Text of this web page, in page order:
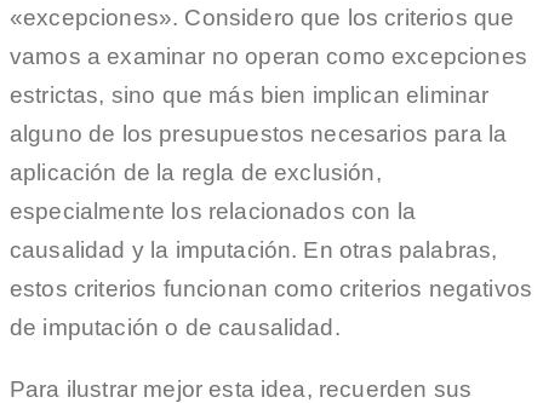
«excepciones». Considero que los criterios que
vamos a examinar no operan como excepciones
estrictas, sino que más bien implican eliminar
alguno de los presupuestos necesarios para la
aplicación de la regla de exclusión,
especialmente los relacionados con la
causalidad y la imputación. En otras palabras,
estos criterios funcionan como criterios negativos
de imputación o de causalidad.
Para ilustrar mejor esta idea, recuerden sus